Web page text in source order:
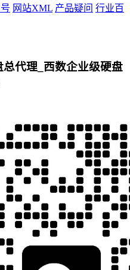
网站XML 产品疑问 行业百
代理_西数企业级硬盘